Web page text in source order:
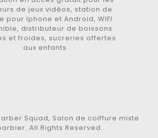
de jeux vidéos, station de
pour Iphone et Android, WIFI
distributeur de boissons
et froides, sucreries offertes
aux enfants
Squad, Salon de coiffure mixte
All Rights Reserved.